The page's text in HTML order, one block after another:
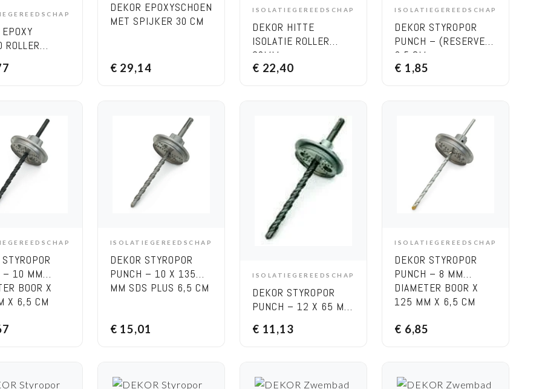
TO CART
ROLLER
DEKOR EPOXYSCHOEN
MET SPIJKER 30 CM
€ 29,14
ADD TO CART
ISOLATIEGEREEDSCHAP
DEKOR HITTE
ISOLATIE ROLLER
20MM
€ 22,40
ADD TO CART
ISOLATIEGEREEDSCHAP
DEKOR STYROPOR
PUNCH – (RESERVE)
6,5 CM
€ 1,85
TO CART
– 10 MM
BOOR X
X 6,5 CM
ADD TO CART
ISOLATIEGEREEDSCHAP
DEKOR STYROPOR
PUNCH – 10 X 135
MM SDS PLUS 6,5 CM
€ 15,01
ADD TO CART
ISOLATIEGEREEDSCHAP
DEKOR STYROPOR
PUNCH – 12 X 65 MM
€ 11,13
ADD TO CART
ISOLATIEGEREEDSCHAP
DEKOR STYROPOR
PUNCH – 8 MM
DIAMETER BOOR X
125 MM X 6,5 CM
€ 6,85